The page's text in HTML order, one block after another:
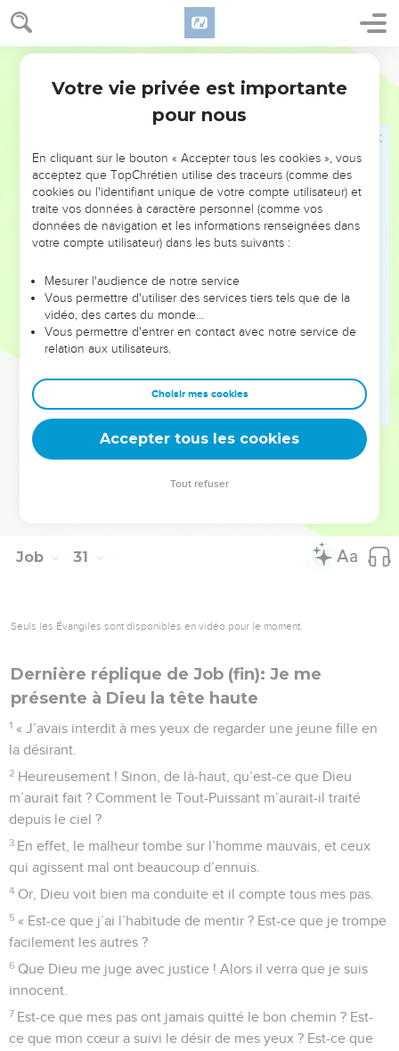
30
de tous les vivants.
Mais si quelqu’un est brisé, est-ce qu’il ne tend pas la
main ? Dans le malheur, est-ce qu’on n’appelle pas au
secours ?
« Est-ce que je n’ai pas pleuré sur ceux qui ont une vie
malheureux.
Je comptais sur le bonheur, c’est le malheur qui est arrivé.
J’attendais la lumière, c’est la nuit qui est venue.
« Je suis sans cesse bouleversé par cette vie de
souffrance qui est la mienne.
Je marche, l’air sombre : pas de lumière pour moi ! Même
devant les autres, je crie au secours.
Par mes cris, je suis devenu le frère des chacals et le
compagnon des autruches.
fièvre me brûle jusqu’aux os.
Ma harpe joue seulement des airs de deuil, ma flûte
accompagne le chant des pleureuses. »
© Société biblique française – Bibli’O, 2000, avec autorisation. Pour vous procurer
Job 31
Seuls les Évangiles sont disponibles en vidéo pour le moment.
Dernière réplique de Job (fin): Je me
présente à Dieu la tête haute
1 « J’avais interdit à mes yeux de regarder une jeune fille en
la désirant.
2 Heureusement ! Sinon, de là-haut, qu’est-ce que Dieu
m’aurait fait ? Comment le Tout-Puissant m’aurait-il traité
depuis le ciel ?
3 En effet, le malheur tombe sur l’homme mauvais, et ceux
qui agissent mal ont beaucoup d’ennuis.
4 Or, Dieu voit bien ma conduite et il compte tous mes pas.
5 « Est-ce que j’ai l’habitude de mentir ? Est-ce que je trompe
facilement les autres ?
6 Que Dieu me juge avec justice ! Alors il verra que je suis
innocent.
7 Est-ce que mes pas ont jamais quitté le bon chemin ? Est-
ce que mon cœur a suivi le désir de mes yeux ? Est-ce que
Votre vie privée est importante
pour nous
En cliquant sur le bouton « Accepter tous les cookies », vous
acceptez que TopChrétien utilise des traceurs (comme des
cookies ou l'identifiant unique de votre compte utilisateur) et
traite vos données à caractère personnel (comme vos
données de navigation et les informations renseignées dans
votre compte utilisateur) dans les buts suivants :
Mesurer l'audience de notre service
Vous permettre d'utiliser des services tiers tels que de la
vidéo, des cartes du monde…
Vous permettre d'entrer en contact avec notre service de
relation aux utilisateurs.
Choisir mes cookies
Accepter tous les cookies
Tout refuser